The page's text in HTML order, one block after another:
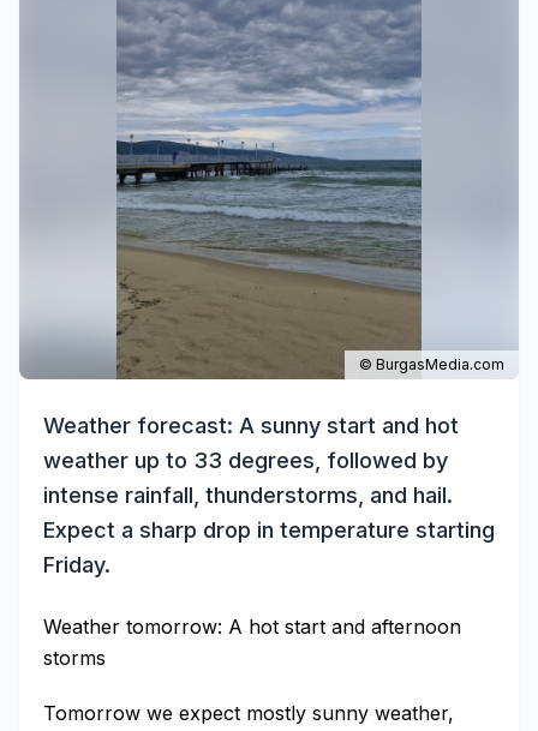
© BurgasMedia.com
Weather forecast: A sunny start and hot
weather up to 33 degrees, followed by
intense rainfall, thunderstorms, and hail.
Expect a sharp drop in temperature starting
Friday.
Weather tomorrow: A hot start and afternoon
storms
Tomorrow we expect mostly sunny weather,